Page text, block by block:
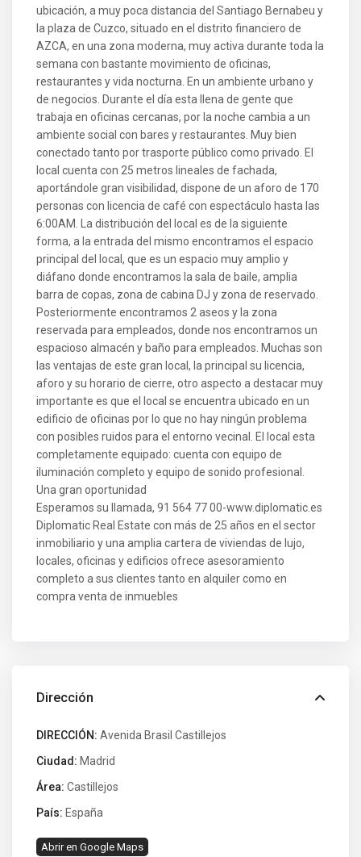
ubicación, a muy poca distancia del Santiago Bernabeu y
la plaza de Cuzco, situado en el distrito financiero de
AZCA, en una zona moderna, muy activa durante toda la
semana con bastante movimiento de oficinas,
restaurantes y vida nocturna. En un ambiente urbano y
de negocios. Durante el día esta llena de gente que
trabaja en oficinas cercanas, por la noche cambia a un
ambiente social con bares y restaurantes. Muy bien
conectado tanto por trasporte público como privado. El
local cuenta con 25 metros lineales de fachada,
aportándole gran visibilidad, dispone de un aforo de 170
personas con licencia de café con espectáculo hasta las
6:00AM. La distribución del local es de la siguiente
forma, a la entrada del mismo encontramos el espacio
principal del local, que es un espacio muy amplio y
diáfano donde encontramos la sala de baile, amplia
barra de copas, zona de cabina DJ y zona de reservado.
Posteriormente encontramos 2 aseos y la zona
reservada para empleados, donde nos encontramos un
espacioso almacén y baño para empleados. Muchas son
las ventajas de este gran local, la principal su licencia,
aforo y su horario de cierre, otro aspecto a destacar muy
importante es que el local se encuentra ubicado en un
edificio de oficinas por lo que no hay ningún problema
con posibles ruidos para el entorno vecinal. El local esta
completamente equipado: cuenta con equipo de
iluminación completo y equipo de sonido profesional.
Una gran oportunidad
Esperamos su llamada, 91 564 77 00-www.diplomatic.es
Diplomatic Real Estate con más de 25 años en el sector
inmobiliario y una amplia cartera de viviendas de lujo,
locales, oficinas y edificios ofrece asesoramiento
completo a sus clientes tanto en alquiler como en
compra venta de inmuebles
Dirección
DIRECCIÓN: Avenida Brasil Castillejos
Ciudad: Madrid
Área: Castillejos
País: España
Abrir en Google Maps